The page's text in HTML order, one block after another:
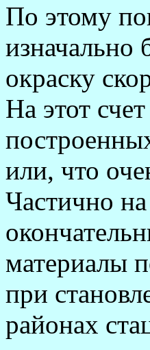
По этому
окраску
На этот
или, что
Частично
материалы
при
районах